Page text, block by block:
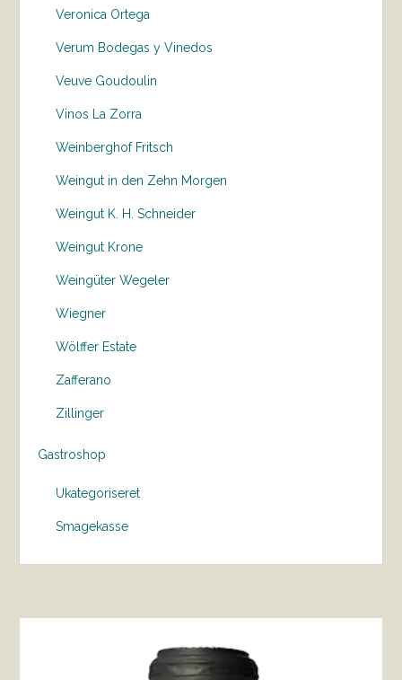
Veronica Ortega
Verum Bodegas y Vinedos
Veuve Goudoulin
Vinos La Zorra
Weinberghof Fritsch
Weingut in den Zehn Morgen
Weingut K. H. Schneider
Weingut Krone
Weingüter Wegeler
Wiegner
Wölffer Estate
Zafferano
Zillinger
Gastroshop
Ukategoriseret
Smagekasse